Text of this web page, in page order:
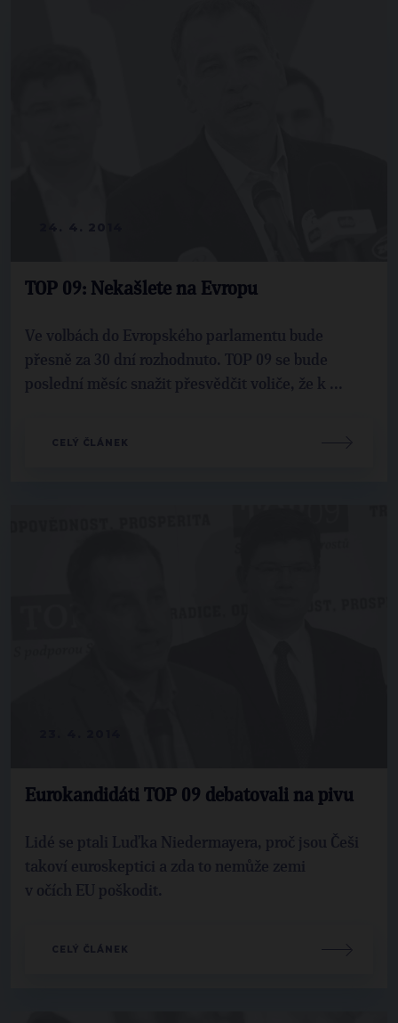
TOP 09: Nekašlete na Evropu
Ve volbách do Evropského parlamentu bude
přesně za 30 dní rozhodnuto. TOP 09 se bude
poslední měsíc snažit přesvědčit voliče, že k ...
CELÝ ČLÁNEK
Eurokandidáti TOP 09 debatovali na pivu
Lidé se ptali Luďka Niedermayera, proč jsou Češi
takoví euroskeptici a zda to nemůže zemi
v očích EU poškodit.
CELÝ ČLÁNEK